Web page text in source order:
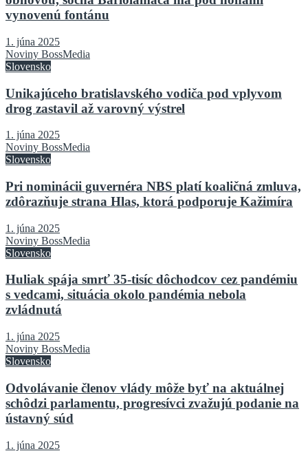
vynovenú fontánu
1. júna 2025
Noviny BossMedia
Slovensko
Unikajúceho bratislavského vodiča pod vplyvom
drog zastavil až varovný výstrel
1. júna 2025
Noviny BossMedia
Slovensko
Pri nominácii guvernéra NBS platí koaličná zmluva,
zdôrazňuje strana Hlas, ktorá podporuje Kažimíra
1. júna 2025
Noviny BossMedia
Slovensko
Huliak spája smrť 35-tisíc dôchodcov cez pandémiu
s vedcami, situácia okolo pandémia nebola
zvládnutá
1. júna 2025
Noviny BossMedia
Slovensko
Odvolávanie členov vlády môže byť na aktuálnej
schôdzi parlamentu, progresívci zvažujú podanie na
ústavný súd
1. júna 2025